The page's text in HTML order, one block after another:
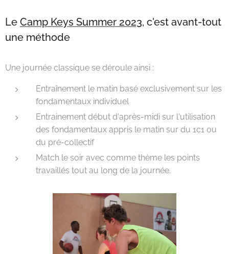
Le Camp Keys Summer 2023, c'est avant-tout
une méthode
Une journée classique se déroule ainsi :
Entraînement le matin basé exclusivement sur les
fondamentaux individuel
Entrainement début d'après-midi sur l'utilisation
des fondamentaux appris le matin sur du 1c1 ou
du pré-collectif
Match le soir avec comme thème les points
travaillés tout au long de la journée.